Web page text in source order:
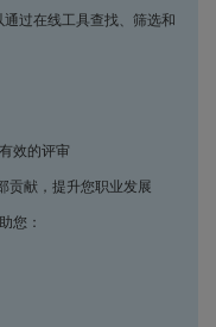
过在线工具查找、筛选和
效的评审
贡献，提升您职业发展
您：